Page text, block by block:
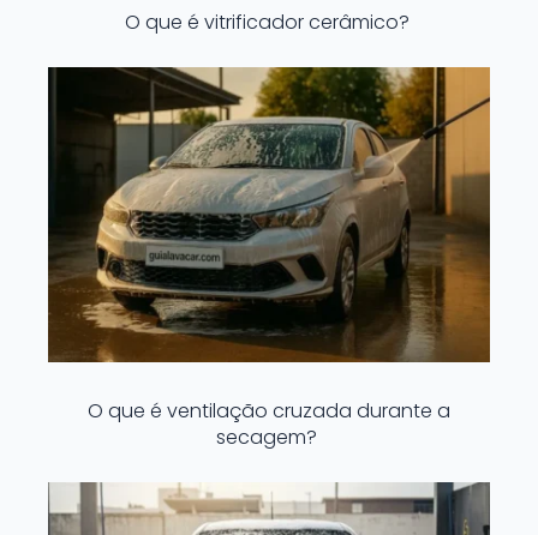
O que é vitrificador cerâmico?
O que é ventilação cruzada durante a
secagem?